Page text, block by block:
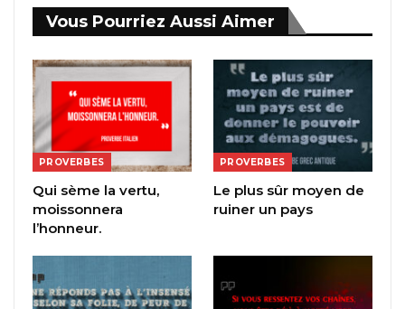
Vous Pourriez Aussi Aimer
PROVERBES
Qui sème la vertu,
moissonnera
l’honneur.
PROVERBES
Le plus sûr moyen de
ruiner un pays